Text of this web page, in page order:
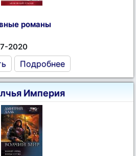
романы
2020
Подробнее
Империя